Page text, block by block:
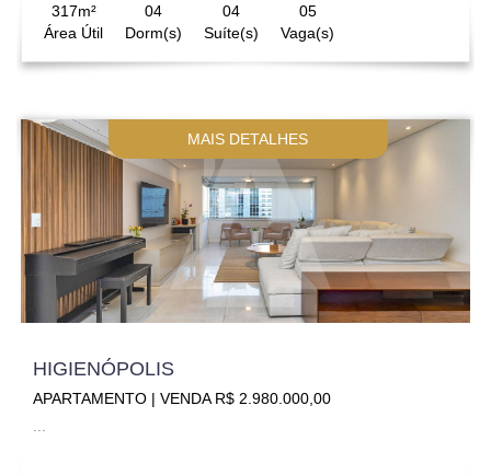
317m²
Área Útil
04
Dorm(s)
04
Suíte(s)
05
Vaga(s)
MAIS DETALHES
HIGIENÓPOLIS
APARTAMENTO | VENDA R$ 2.980.000,00